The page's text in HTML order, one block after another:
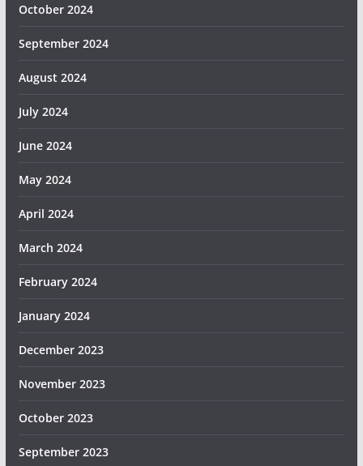
October 2024
September 2024
August 2024
July 2024
June 2024
May 2024
April 2024
March 2024
February 2024
January 2024
December 2023
November 2023
October 2023
September 2023